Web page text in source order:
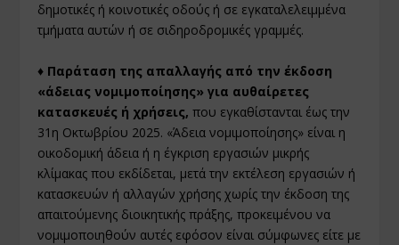
δημοτικές ή κοινοτικές οδούς ή σε εγκαταλελειμμένα
τμήματα αυτών ή σε σιδηροδρομικές γραμμές.
♦ Παράταση της απαλλαγής από την έκδοση
«άδειας νομιμοποίησης» για αυθαίρετες
κατασκευές ή χρήσεις, που εγκαθίστανται έως την
31η Οκτωβρίου 2025. «Άδεια νομιμοποίησης» είναι η
οικοδομική άδεια ή η έγκριση εργασιών μικρής
κλίμακας που εκδίδεται, μετά την εκτέλεση εργασιών ή
κατασκευών ή αλλαγών χρήσης χωρίς την έκδοση της
απαιτούμενης διοικητικής πράξης, προκειμένου να
νομιμοποιηθούν αυτές εφόσον είναι σύμφωνες είτε με